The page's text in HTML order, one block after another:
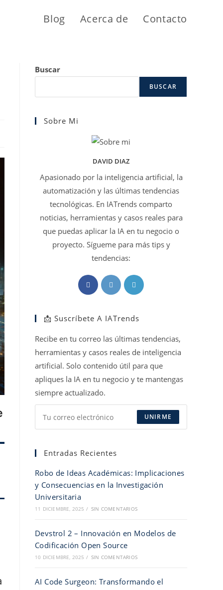
Blog Acerca de Contacto
Buscar
BUSCAR
Sobre Mi
DAVID DIAZ
Apasionado por la inteligencia artificial, la
automatización y las últimas tendencias
tecnológicas. En IATrends comparto
noticias, herramientas y casos reales para
que puedas aplicar la IA en tu negocio o
proyecto. Sígueme para más tips y
tendencias:
Se
abre
una
pestaña
Se
abre
una
pestaña
Se
pestaña
📩 Suscríbete A IATrends
Recibe en tu correo las últimas tendencias,
herramientas y casos reales de inteligencia
artificial. Solo contenido útil para que
apliques la IA en tu negocio y te mantengas
siempre actualizado.
UNIRME
Entradas Recientes
Robo de Ideas Académicas: Implicaciones
y Consecuencias en la Investigación
Universitaria
11 DICIEMBRE, 2025 / SIN COMENTARIOS
Devstrol 2 – Innovación en Modelos de
Codificación Open Source
10 DICIEMBRE, 2025 / SIN COMENTARIOS
AI Code Surgeon: Transformando el